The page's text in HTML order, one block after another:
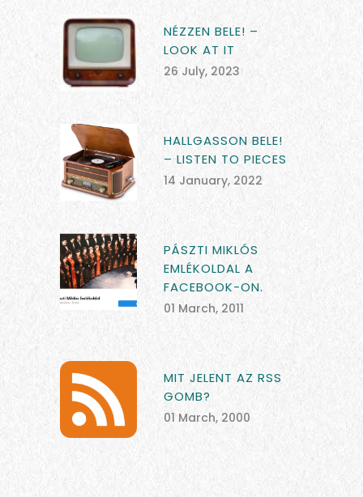
NÉZZEN BELE! –
LOOK AT IT
26 July, 2023
HALLGASSON BELE!
– LISTEN TO PIECES
14 January, 2022
PÁSZTI MIKLÓS
EMLÉKOLDAL A
FACEBOOK-ON.
01 March, 2011
MIT JELENT AZ RSS
GOMB?
01 March, 2000